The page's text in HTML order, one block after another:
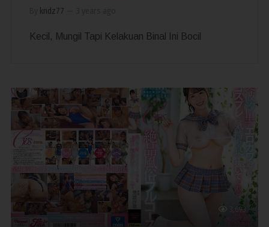
kndz77
Kecil, Mungil Tapi Kelakuan Binal Ini Bocil
3,693